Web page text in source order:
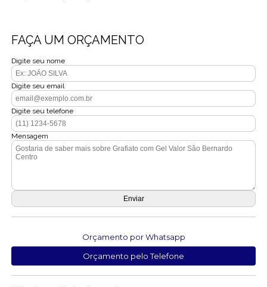
FAÇA UM ORÇAMENTO
Digite seu nome
Digite seu email
Digite seu telefone
Mensagem
Orçamento por Whatsapp
Orçamento pelo Telefone